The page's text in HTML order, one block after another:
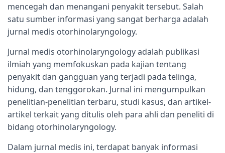
mencegah dan menangani penyakit tersebut. Salah
satu sumber informasi yang sangat berharga adalah
jurnal medis otorhinolaryngology.
Jurnal medis otorhinolaryngology adalah publikasi
ilmiah yang memfokuskan pada kajian tentang
penyakit dan gangguan yang terjadi pada telinga,
hidung, dan tenggorokan. Jurnal ini mengumpulkan
penelitian-penelitian terbaru, studi kasus, dan artikel-
artikel terkait yang ditulis oleh para ahli dan peneliti di
bidang otorhinolaryngology.
Dalam jurnal medis ini, terdapat banyak informasi